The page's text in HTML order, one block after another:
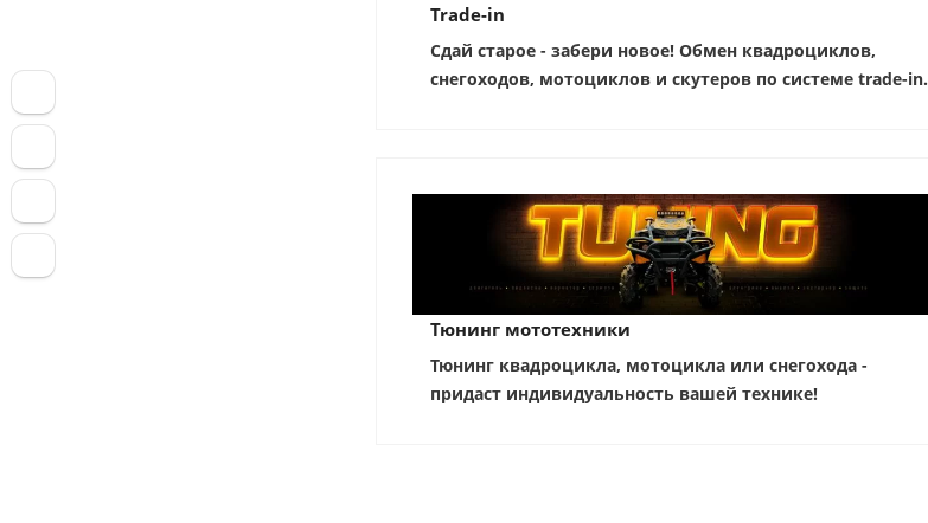
Trade-in
Сдай старое - забери новое! Обмен квадроциклов,
снегоходов, мотоциклов и скутеров по системе trade-in.
Тюнинг мототехники
Тюнинг квадроцикла, мотоцикла или снегохода -
придаст индивидуальность вашей технике!